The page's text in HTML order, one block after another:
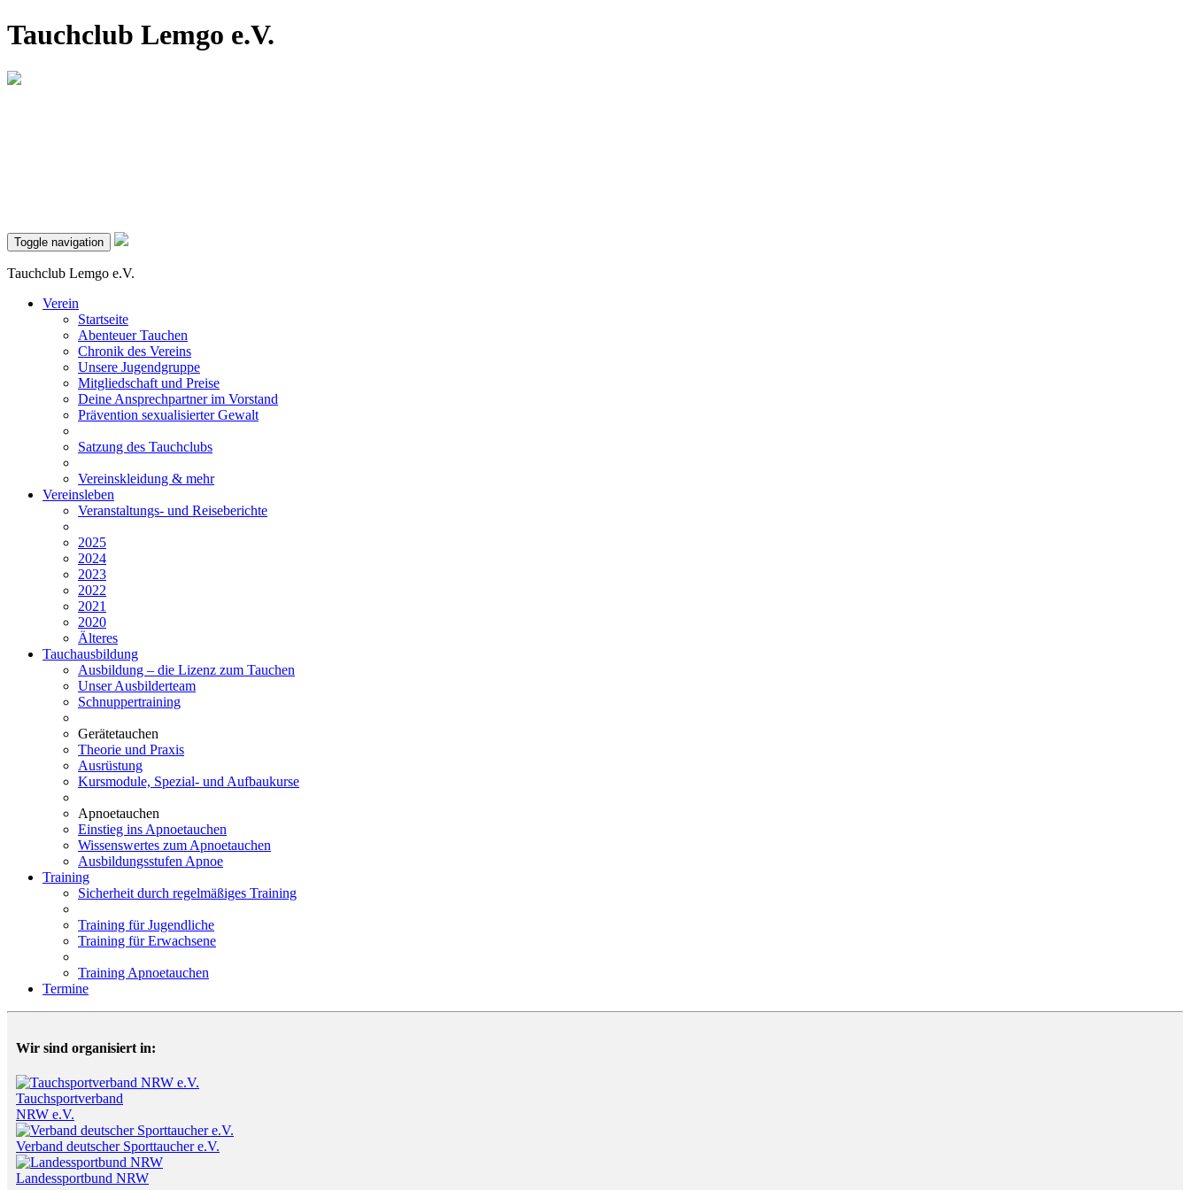
Tauchclub Lemgo e.V.
Toggle navigation
Tauchclub Lemgo e.V.
Verein
Startseite
Abenteuer Tauchen
Chronik des Vereins
Unsere Jugendgruppe
Mitgliedschaft und Preise
Deine Ansprechpartner im Vorstand
Prävention sexualisierter Gewalt
Satzung des Tauchclubs
Vereinskleidung & mehr
Vereinsleben
Veranstaltungs- und Reiseberichte
2025
2024
2023
2022
2021
2020
Älteres
Tauchausbildung
Ausbildung – die Lizenz zum Tauchen
Unser Ausbilderteam
Schnuppertraining
Gerätetauchen
Theorie und Praxis
Ausrüstung
Kursmodule, Spezial- und Aufbaukurse
Apnoetauchen
Einstieg ins Apnoetauchen
Wissenswertes zum Apnoetauchen
Ausbildungsstufen Apnoe
Training
Sicherheit durch regelmäßiges Training
Training für Jugendliche
Training für Erwachsene
Training Apnoetauchen
Termine
Wir sind organisiert in:
Tauchsportverband
NRW e.V.
Verband deutscher Sporttaucher e.V.
Landessportbund NRW